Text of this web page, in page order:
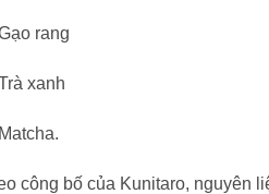
rang
xanh
Matcha.
công bố của Kunitaro, nguyên